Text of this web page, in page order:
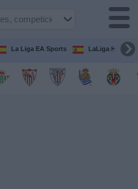
La Liga EA Sports LaLiga